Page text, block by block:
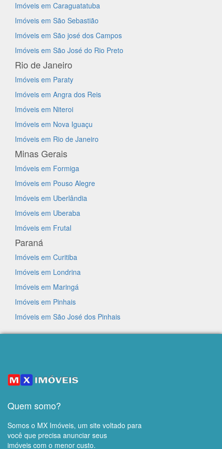
Imóveis em Caraguatatuba
Imóveis em São Sebastião
Imóveis em São josé dos Campos
Imóveis em São José do Rio Preto
Rio de Janeiro
Imóveis em Paraty
Imóveis em Angra dos Reis
Imóveis em Niteroi
Imóveis em Nova Iguaçu
Imóveis em Rio de Janeiro
Minas Gerais
Imóveis em Formiga
Imóveis em Pouso Alegre
Imóveis em Uberlândia
Imóveis em Uberaba
Imóveis em Frutal
Paraná
Imóveis em Curitiba
Imóveis em Londrina
Imóveis em Maringá
Imóveis em Pinhais
Imóveis em São José dos Pinhais
Quem somo?
Somos o MX Imóveis, um site voltado para
você que precisa anunciar seus
imóveis com o menor custo.